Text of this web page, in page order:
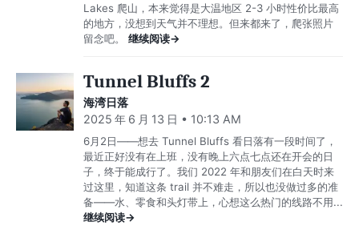
Lakes 爬山，本来觉得是大温地区 2-3 小时性价比最高
的地方，没想到天气并不理想。但来都来了，爬张照片
留念吧。 继续阅读→
Tunnel Bluffs 2
海湾日落
2025 年 6 月 13 日 • 10:13 AM
6月2日——想去 Tunnel Bluffs 看日落有一段时间了，
最近正好没有在上班，没有晚上六点七点还在开会的日
子，终于能成行了。我们 2022 年和朋友们在白天时来
过这里，知道这条 trail 并不难走，所以也没做过多的准
备——水、零食和头灯带上，心想这么热门的线路不用...
继续阅读→